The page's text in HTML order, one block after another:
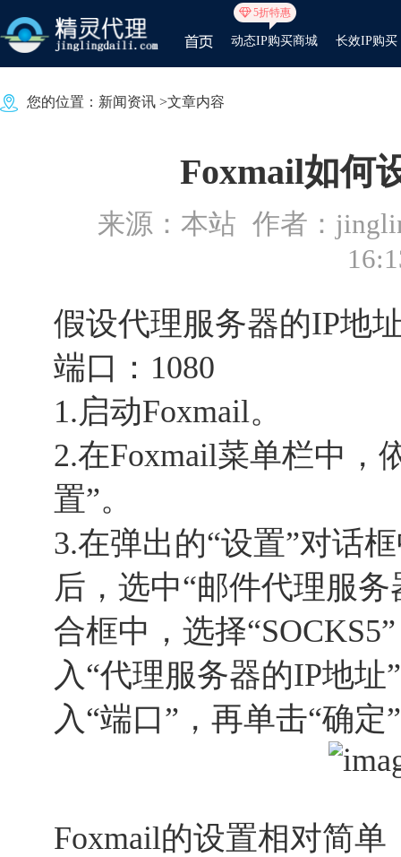
5折特惠
动态IP购买商城 长效IP购买
您的位置： 新闻资讯 >文章内容
Foxmail如何
来源：本站 作者：
假设代理服务器的IP地
端口：1080
1.启动Foxmail。
2.在Foxmail菜单栏中，
置”。
3.在弹出的“设置”对话
后，选中“邮件代理服
合框中，选择
入“代理服务器的IP地址
入“端口”，再单击“确定
Foxmail的设置相对简单